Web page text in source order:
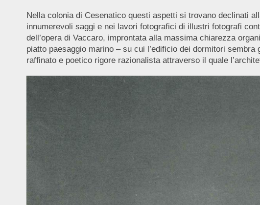
Nella colonia di Cesenatico questi aspetti si trovano declinati
innumerevoli saggi e nei lavori fotografici di illustri fotografi
dell’opera di Vaccaro, improntata alla massima chiarezza
piatto paesaggio marino – su cui l’edificio dei dormitori
raffinato e poetico rigore razionalista attraverso il quale